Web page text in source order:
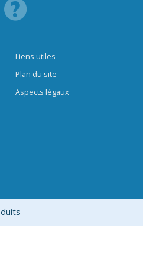
Liens utiles
Plan du site
Aspects légaux